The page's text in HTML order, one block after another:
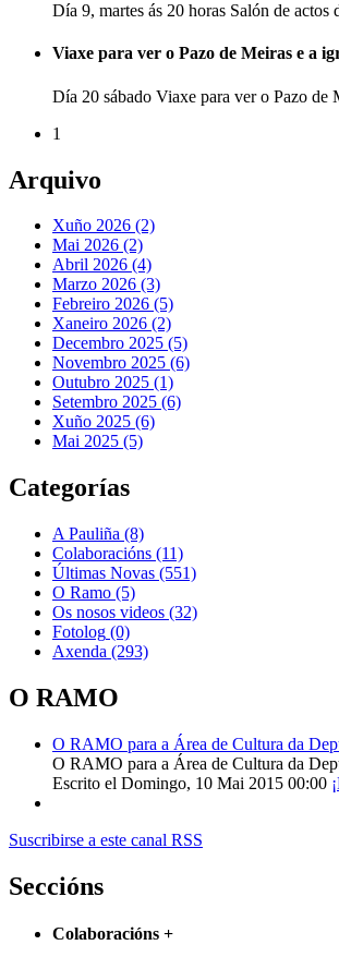
Día 9, martes ás 20 horas Salón de
Viaxe para ver o Pazo de Meiras e a
Día 20 sábado Viaxe para ver o Pazo de
1
Arquivo
Xuño 2026 (2)
Mai 2026 (2)
Abril 2026 (4)
Marzo 2026 (3)
Febreiro 2026 (5)
Xaneiro 2026 (2)
Decembro 2025 (5)
Novembro 2025 (6)
Outubro 2025 (1)
Setembro 2025 (6)
Xuño 2025 (6)
Mai 2025 (5)
Categorías
A Pauliña (8)
Colaboracións (11)
Últimas Novas (551)
O Ramo (5)
Os nosos videos (32)
Fotolog (0)
Axenda (293)
O RAMO
O RAMO para a Área de Cultura da
O RAMO para a Área de Cultura da
Escrito el Domingo, 10 Mai 2015 00:00
Suscribirse a este canal RSS
Seccións
Colaboracións +